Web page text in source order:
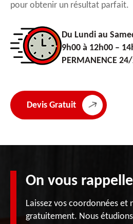
pour obtenir un résultat parfait.
Du Lundi au
9h00 à 12h00 –
PERMANENCE
Devis Gratuit
On vous
Laissez vos coordonnées et
gratuitement. Nous